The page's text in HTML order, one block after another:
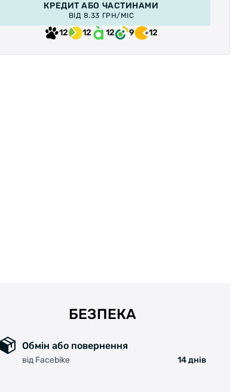
КРЕДИТ АБО ЧАСТИНАМИ
ВІД 8.33 ГРН/МІС
12 12 12 9 12
БЕЗПЕКА
Обмін або повернення
від Facebike 14 днів